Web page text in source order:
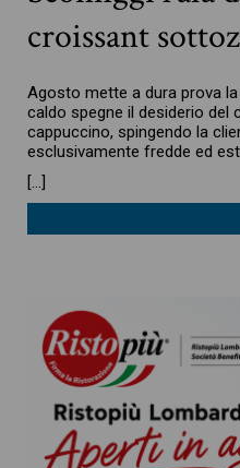
croissant
Agosto mette a dura prova
caldo spegne il desiderio
cappuccino, spingendo la
esclusivamente fredde ed
[…]